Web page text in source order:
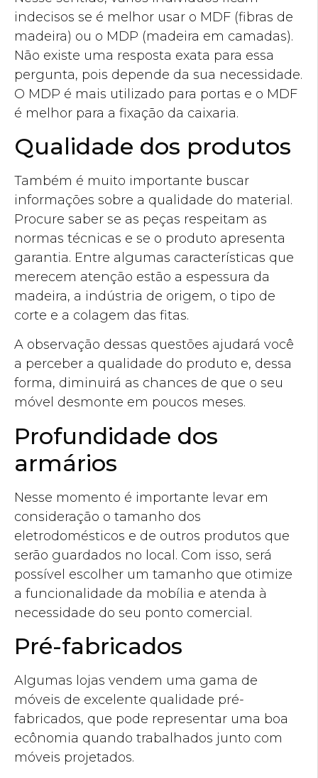
indecisos se é melhor usar o MDF (fibras de
madeira) ou o MDP (madeira em camadas).
Não existe uma resposta exata para essa
pergunta, pois depende da sua necessidade.
O MDP é mais utilizado para portas e o MDF
é melhor para a fixação da caixaria.
Qualidade dos produtos
Também é muito importante buscar
informações sobre a qualidade do material.
Procure saber se as peças respeitam as
normas técnicas e se o produto apresenta
garantia. Entre algumas características que
merecem atenção estão a espessura da
madeira, a indústria de origem, o tipo de
corte e a colagem das fitas.
A observação dessas questões ajudará você
a perceber a qualidade do produto e, dessa
forma, diminuirá as chances de que o seu
móvel desmonte em poucos meses.
Profundidade dos
armários
Nesse momento é importante levar em
consideração o tamanho dos
eletrodomésticos e de outros produtos que
serão guardados no local. Com isso, será
possível escolher um tamanho que otimize
a funcionalidade da mobília e atenda à
necessidade do seu ponto comercial.
Pré-fabricados
Algumas lojas vendem uma gama de
móveis de excelente qualidade pré-
fabricados, que pode representar uma boa
ecônomia quando trabalhados junto com
móveis projetados.